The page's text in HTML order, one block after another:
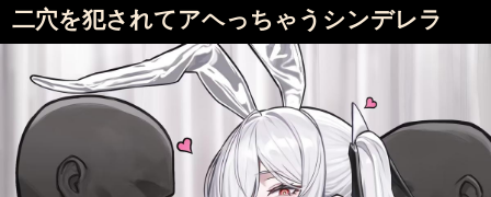
二穴を犯されてアヘっちゃうシンデレラ